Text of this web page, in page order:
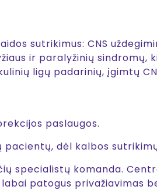
sutrikimus: CNS
ir paralyžinių sindromų,
ligų padarinių, įgimtų
paslaugos.
dėl kalbos
specialistų komanda.
patogus privažiavimas